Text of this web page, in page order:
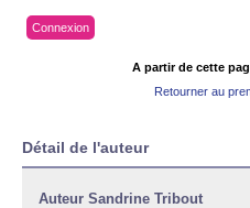
Connexion
A partir de cette
Retourner au
Détail de l'auteur
Auteur Sandrine Tribout